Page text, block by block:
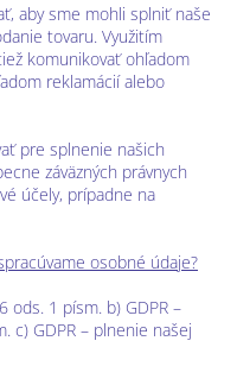
aby sme mohli splniť naše
tovaru. Využitím
komunikovať ohľadom
reklamácií alebo
pre splnenie našich
záväzných právnych
účely, prípadne na
osobné údaje?
ods. 1 písm. b) GDPR –
c) GDPR – plnenie našej